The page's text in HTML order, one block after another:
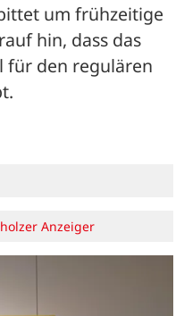
um frühzeitige
hin, dass das
für den regulären
Anzeiger